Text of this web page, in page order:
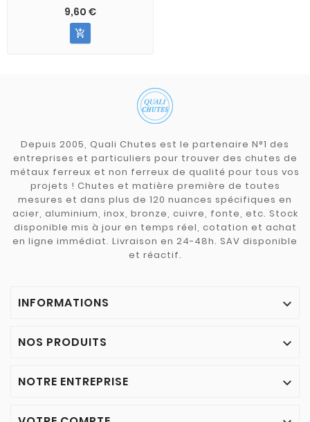
9,60 €

Depuis 2005, Quali Chutes est le partenaire N°1 des
entreprises et particuliers pour trouver des chutes de
métaux ferreux et non ferreux de qualité pour tous vos
projets ! Chutes et matière première de toutes
mesures et dans plus de 120 nuances spécifiques en
acier, aluminium, inox, bronze, cuivre, fonte, etc. Stock
disponible mis à jour en temps réel, cotation et achat
en ligne immédiat. Livraison en 24-48h. SAV disponible
et réactif.
INFORMATIONS 
NOS PRODUITS 
NOTRE ENTREPRISE 